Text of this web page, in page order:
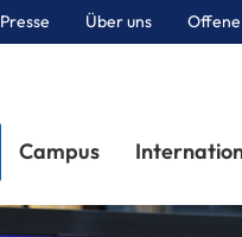
Presse Über uns
Campus